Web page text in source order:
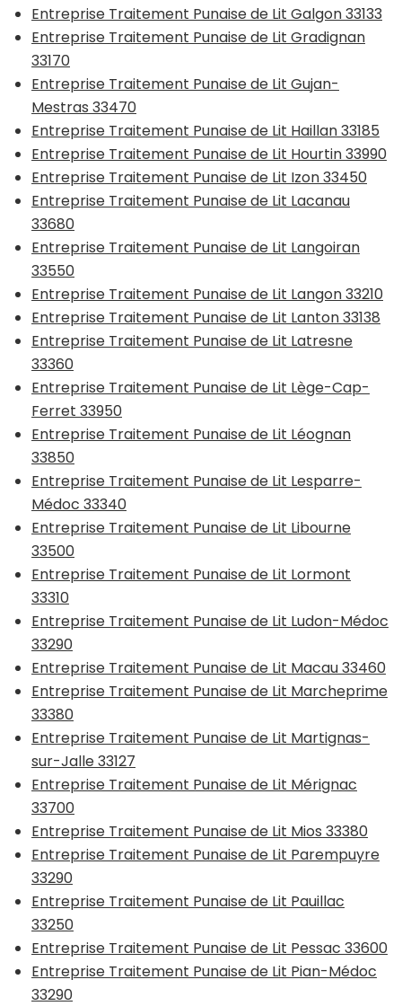
Entreprise Traitement Punaise de Lit Galgon 33133
Entreprise Traitement Punaise de Lit Gradignan
33170
Entreprise Traitement Punaise de Lit Gujan-
Mestras 33470
Entreprise Traitement Punaise de Lit Haillan 33185
Entreprise Traitement Punaise de Lit Hourtin 33990
Entreprise Traitement Punaise de Lit Izon 33450
Entreprise Traitement Punaise de Lit Lacanau
33680
Entreprise Traitement Punaise de Lit Langoiran
33550
Entreprise Traitement Punaise de Lit Langon 33210
Entreprise Traitement Punaise de Lit Lanton 33138
Entreprise Traitement Punaise de Lit Latresne
33360
Entreprise Traitement Punaise de Lit Lège-Cap-
Ferret 33950
Entreprise Traitement Punaise de Lit Léognan
33850
Entreprise Traitement Punaise de Lit Lesparre-
Médoc 33340
Entreprise Traitement Punaise de Lit Libourne
33500
Entreprise Traitement Punaise de Lit Lormont
33310
Entreprise Traitement Punaise de Lit Ludon-Médoc
33290
Entreprise Traitement Punaise de Lit Macau 33460
Entreprise Traitement Punaise de Lit Marcheprime
33380
Entreprise Traitement Punaise de Lit Martignas-
sur-Jalle 33127
Entreprise Traitement Punaise de Lit Mérignac
33700
Entreprise Traitement Punaise de Lit Mios 33380
Entreprise Traitement Punaise de Lit Parempuyre
33290
Entreprise Traitement Punaise de Lit Pauillac
33250
Entreprise Traitement Punaise de Lit Pessac 33600
Entreprise Traitement Punaise de Lit Pian-Médoc
33290